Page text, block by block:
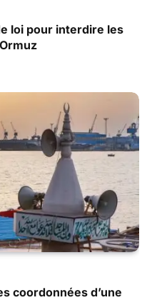
loi pour interdire les
coordonnées d’une